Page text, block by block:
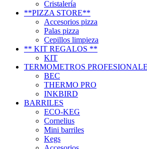
Cristalería
**PIZZA STORE**
Accesorios pizza
Palas pizza
Cepillos limpieza
** KIT REGALOS **
KIT
TERMOMETROS
BEC
THERMO PRO
INKBIRD
BARRILES
ECO-KEG
Cornelius
Mini barriles
Kegs